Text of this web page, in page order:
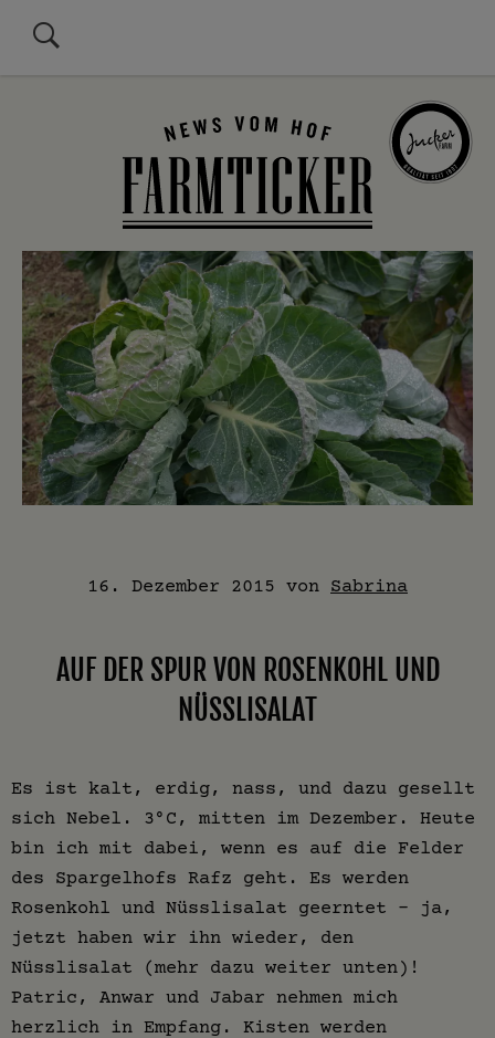
16. Dezember 2015 von Sabrina
AUF DER SPUR VON ROSENKOHL UND
NÜSSLISALAT
Es ist kalt, erdig, nass, und dazu gesellt
sich Nebel. 3°C, mitten im Dezember. Heute
bin ich mit dabei, wenn es auf die Felder
des Spargelhofs Rafz geht. Es werden
Rosenkohl und Nüsslisalat geerntet – ja,
jetzt haben wir ihn wieder, den
Nüsslisalat (mehr dazu weiter unten)!
Patric, Anwar und Jabar nehmen mich
herzlich in Empfang. Kisten werden